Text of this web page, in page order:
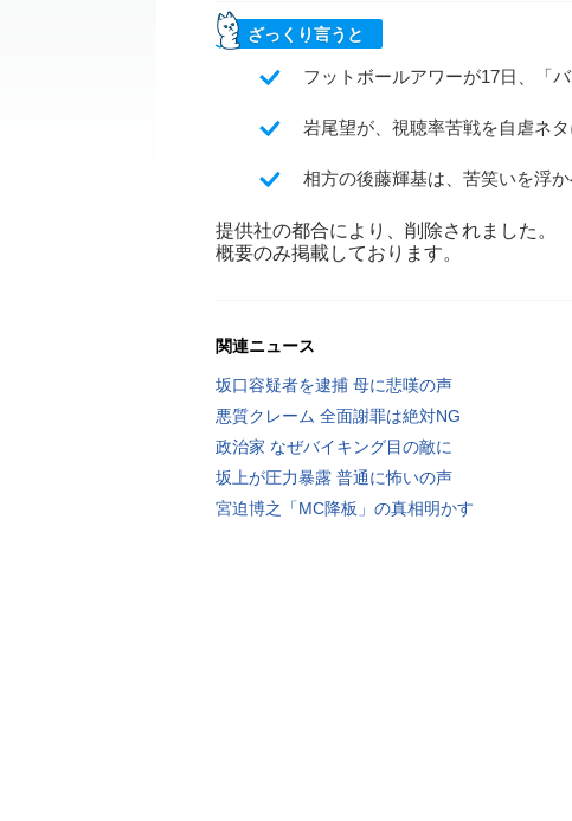
ざっくり言うと
フットボールアワーが17日、「
岩尾望が、視聴率苦戦を自虐ネ
相方の後藤輝基は、苦笑いを浮
提供社の都合により、削除されました。
概要のみ掲載しております。
関連ニュース
坂口容疑者を逮捕 母に悲嘆の声
悪質クレーム 全面謝罪は絶対NG
政治家 なぜバイキング目の敵に
坂上が圧力暴露 普通に怖いの声
宮迫博之「MC降板」の真相明かす